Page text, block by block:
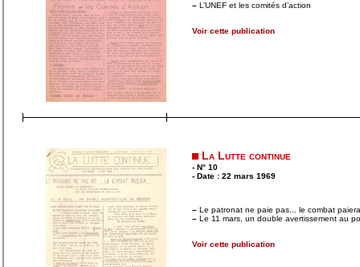
– L’UNEF et les comités d’action
Voir cette publication
La Lutte continue
- N° 10
- Date : 22 mars 1969
– Le patronat ne paie pas... le combat paiera
– Le 11 mars, un double avertissement au
Voir cette publication